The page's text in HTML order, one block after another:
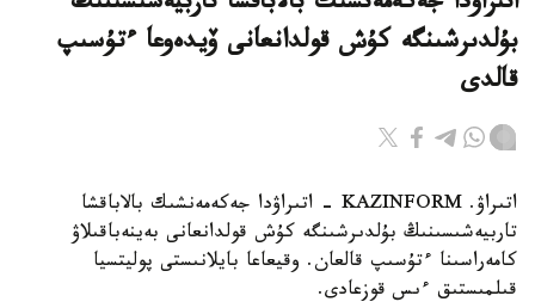
بۇلدىرشىنگە كۇش قولدانعانى ۆيدەوعا ءتۇسىپ
قالدى
اتىراۋ. KAZINFORM - اتىراۋدا جەكەمەنشىك بالاباقشا
تاربيەشىسىنىڭ بۇلدىرشىنگە كۇش قولدانعانى بەينەباقىلاۋ
كامەراسىنا ءتۇسىپ قالعان. وقيعاعا بايلانىستى پوليتسيا
قىلمىستىق ءىس قوزعادى.